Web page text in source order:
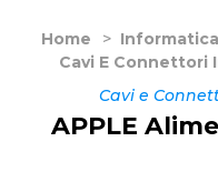
Home > Informatica
Cavi E Connettori
Cavi e
APPLE